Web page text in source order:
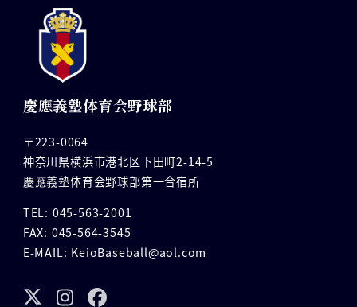
慶應義塾体育会野球部
〒223-0064
神奈川県横浜市港北区下田町2-14-5
慶應義塾体育会野球部第一合宿所
TEL: 045-563-2001
FAX: 045-564-3545
E-MAIL: KeioBaseball@aol.com